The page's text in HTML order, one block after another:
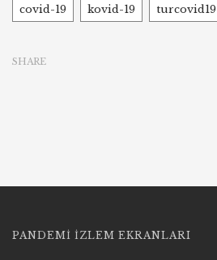
covid-19 kovid-19 turcovid19
SHARE
PANDEMI İZLEM EKRANLARI